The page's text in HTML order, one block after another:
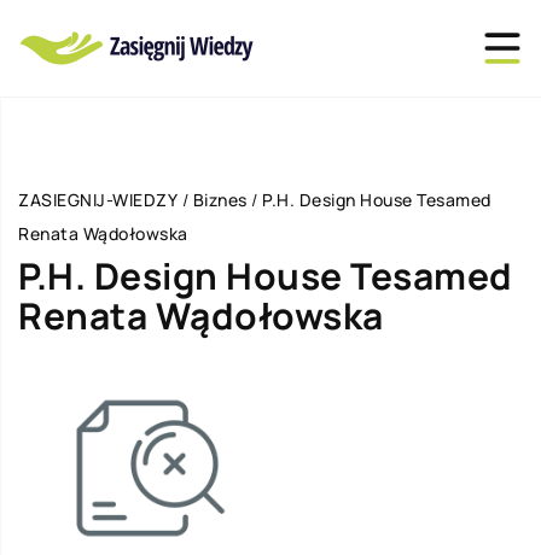
ZASIEGNIJ-WIEDZY / Biznes / P.H. Design House Tesamed
Renata Wądołowska
P.H. Design House Tesamed
Renata Wądołowska